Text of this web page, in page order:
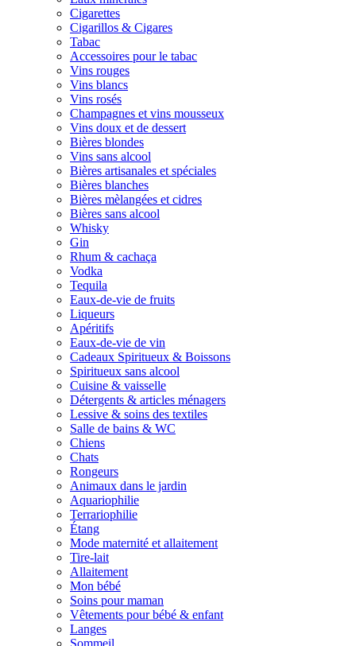
Cigarettes
Cigarillos & Cigares
Tabac
Accessoires pour le tabac
Vins rouges
Vins blancs
Vins rosés
Champagnes et vins mousseux
Vins doux et de dessert
Bières blondes
Vins sans alcool
Bières artisanales et spéciales
Bières blanches
Bières mèlangées et cidres
Bières sans alcool
Whisky
Gin
Rhum & cachaça
Vodka
Tequila
Eaux-de-vie de fruits
Liqueurs
Apéritifs
Eaux-de-vie de vin
Cadeaux Spiritueux & Boissons
Spiritueux sans alcool
Cuisine & vaisselle
Détergents & articles ménagers
Lessive & soins des textiles
Salle de bains & WC
Chiens
Chats
Rongeurs
Animaux dans le jardin
Aquariophilie
Terrariophilie
Étang
Mode maternité et allaitement
Tire-lait
Allaitement
Mon bébé
Soins pour maman
Vêtements pour bébé & enfant
Langes
Sommeil